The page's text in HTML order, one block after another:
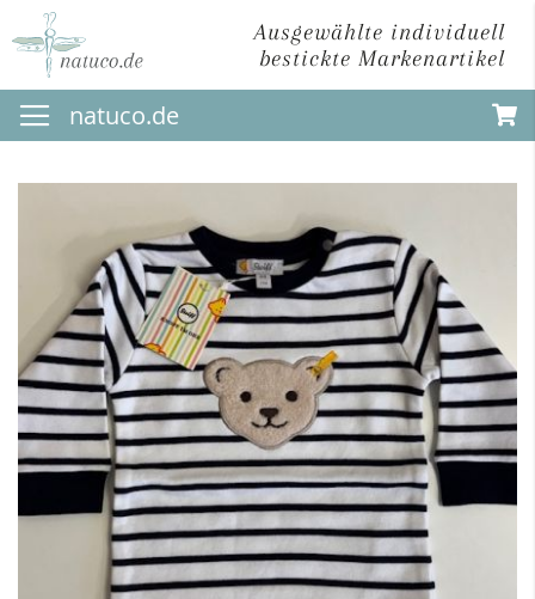
Ausgewählte individuell
bestickte Markenartikel
Direkt
zum
Inhalt
natuco.de
Bildergalerie
springen